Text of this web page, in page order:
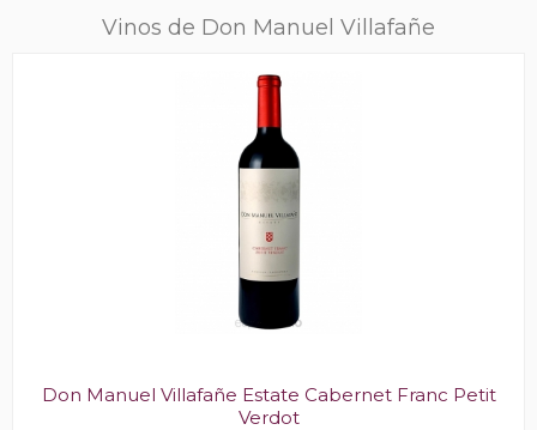
Vinos de Don Manuel Villafañe
Don Manuel Villafañe Estate Cabernet Franc Petit
Verdot